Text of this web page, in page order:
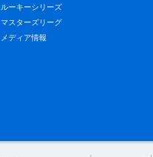
ルーキーシリーズ
マスターズリーグ
メディア情報